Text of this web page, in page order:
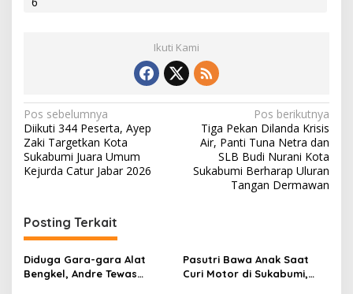
Ikuti Kami
N
a
v
a
s
i
Pos sebelumnya
Diikuti 344 Peserta, Ayep
Zaki Targetkan Kota
Sukabumi Juara Umum
Kejurda Catur Jabar 2026
Pos berikutnya
Tiga Pekan Dilanda Krisis
Air, Panti Tuna Netra dan
SLB Budi Nurani Kota
Sukabumi Berharap Uluran
Tangan Dermawan
Posting Terkait
Diduga Gara-gara Alat
Bengkel, Andre Tewas
Pasutri Bawa Anak Saat
Curi Motor di Sukabumi,